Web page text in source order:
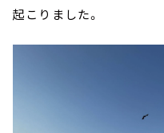
起こりました。